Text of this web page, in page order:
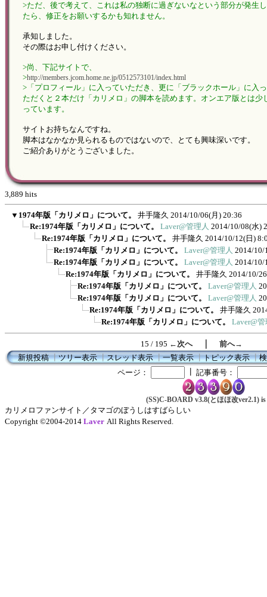
>ただ、後で考えて、これは私の独断に過ぎないなという部分が発生
たら、修正をお願いするかも知れません。
承知しました。
その際はお申し付けください。
>尚、下記サイトで、
>http://members.jcom.home.ne.jp/0512573101/index.html
>「プロフィール」に入っていただき、更に「ブラックホール」に入
ただくと２本だけ「カリメロ」の脚本を読めます。オンエア版とは少
っています。
サイトお持ちなんですね。
脚本はなかなか見られるものではないので、とても興味深いです。
ご紹介ありがとうございました。
3,889 hits
▼ 1974年版「カリメロ」について。 井手隆久 2014/10/06(月) 20:36
Re:1974年版「カリメロ」について。
Laver@管理人 2014/10/08(水)
Re:1974年版「カリメロ」について。
井手隆久 2014/10/12(日)
Re:1974年版「カリメロ」について。
Laver@管理人 2014/10/
Re:1974年版「カリメロ」について。
Laver@管理人 2014/10/
Re:1974年版「カリメロ」について。
井手隆久 2014/10/
Re:1974年版「カリメロ」について。
Laver@管理人
Re:1974年版「カリメロ」について。
Laver@管理人
Re:1974年版「カリメロ」について。
井手隆久
Re:1974年版「カリメロ」について。
Laver@
15 / 195 ←次へ｜ 前へ→
新規投稿┃ツリー表示┃スレッド表示┃一覧表示┃トピック表示┃
ページ：
記事番号：
(SS)C-BOARD v3.8(とほほ改ver2.1) is
カリメロファンサイト／タマゴのぼうしはすばらしい
Copyright ©2004-2014 Laver All Rights Reserved.